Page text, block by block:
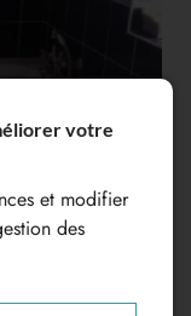
votre
et modifier
des